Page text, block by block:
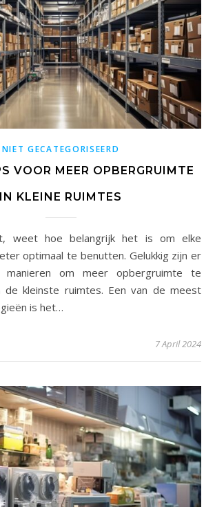
NIET GECATEGORISEERD
VOOR MEER OPBERGRUIMTE
IN KLEINE RUIMTES
optimaal te benutten. Gelukkig zijn er
om meer opbergruimte te
de kleinste ruimtes. Een van de meest
is het…
7 April 2024